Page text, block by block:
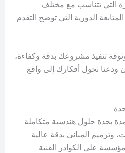
التي تتناسب مع مختلف
الدورية التي توضح التقدم
تنفيذ مشروعك بدقة وكفاءة،
ودعنا نحول أفكارك إلى واقع
بجدة حلول هندسية متكاملة
وترميم المباني بدقة عالية
على الكوادر الفنية